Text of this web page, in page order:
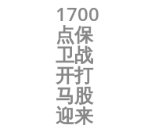
1700
点保
卫战
开打
马股
迎来